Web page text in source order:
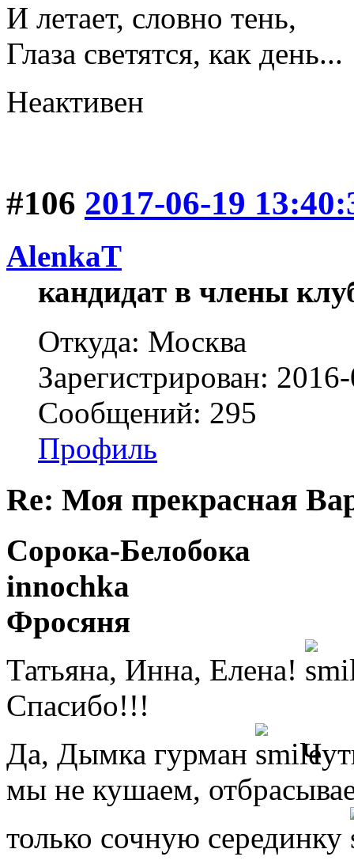
И летает, словно тень,
Глаза светятся, как день...
Неактивен
#106 2017-06-19
AlenkaT
кандидат в члены
Откуда: Москва
Зарегистрирован:
Сообщений: 295
Профиль
Re: Моя прекрасная
Сорока-Белобока
innochka
Фросяня
Татьяна, Инна, Елена!
Спасибо!!!
Да, Дымка гурман
мы не кушаем,
только сочную серединку